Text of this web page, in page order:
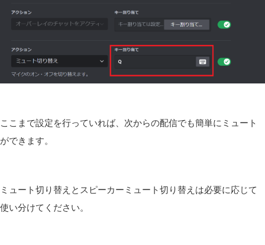
ここまで設定を行っていれば、次からの配信でも簡単にミュート
ができます。
ミュート切り替えとスピーカーミュート切り替えは必要に応じて
使い分けてください。